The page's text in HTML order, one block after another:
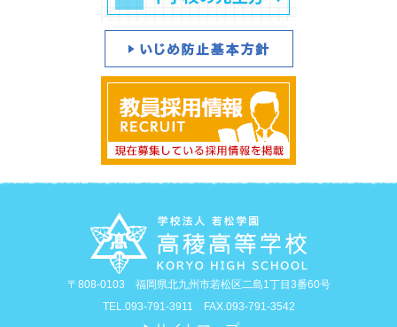
〒808-0103 福岡県北九州市若松区二島1丁目3番60号
TEL.093-791-3911 FAX.093-791-3542